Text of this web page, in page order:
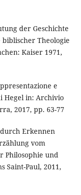
der Geschichte
Theologie
Kaiser 1971,
e
Hegel in: Archivio
2017, pp. 63-77
durch Erkennen
vom
Philosophie und
Saint-Paul, 2011,